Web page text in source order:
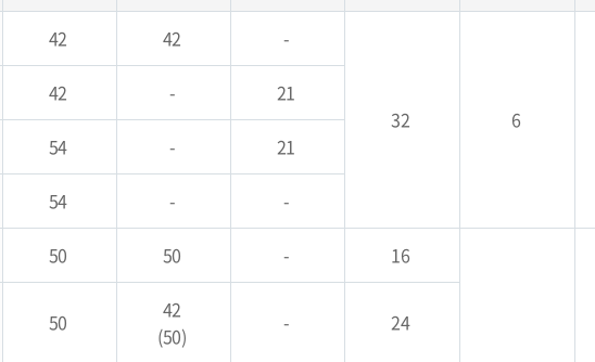
42 42 -
32 6
42 - 21
54 - 21
54 - -
50 50 - 16
50
42
(50)
- 24